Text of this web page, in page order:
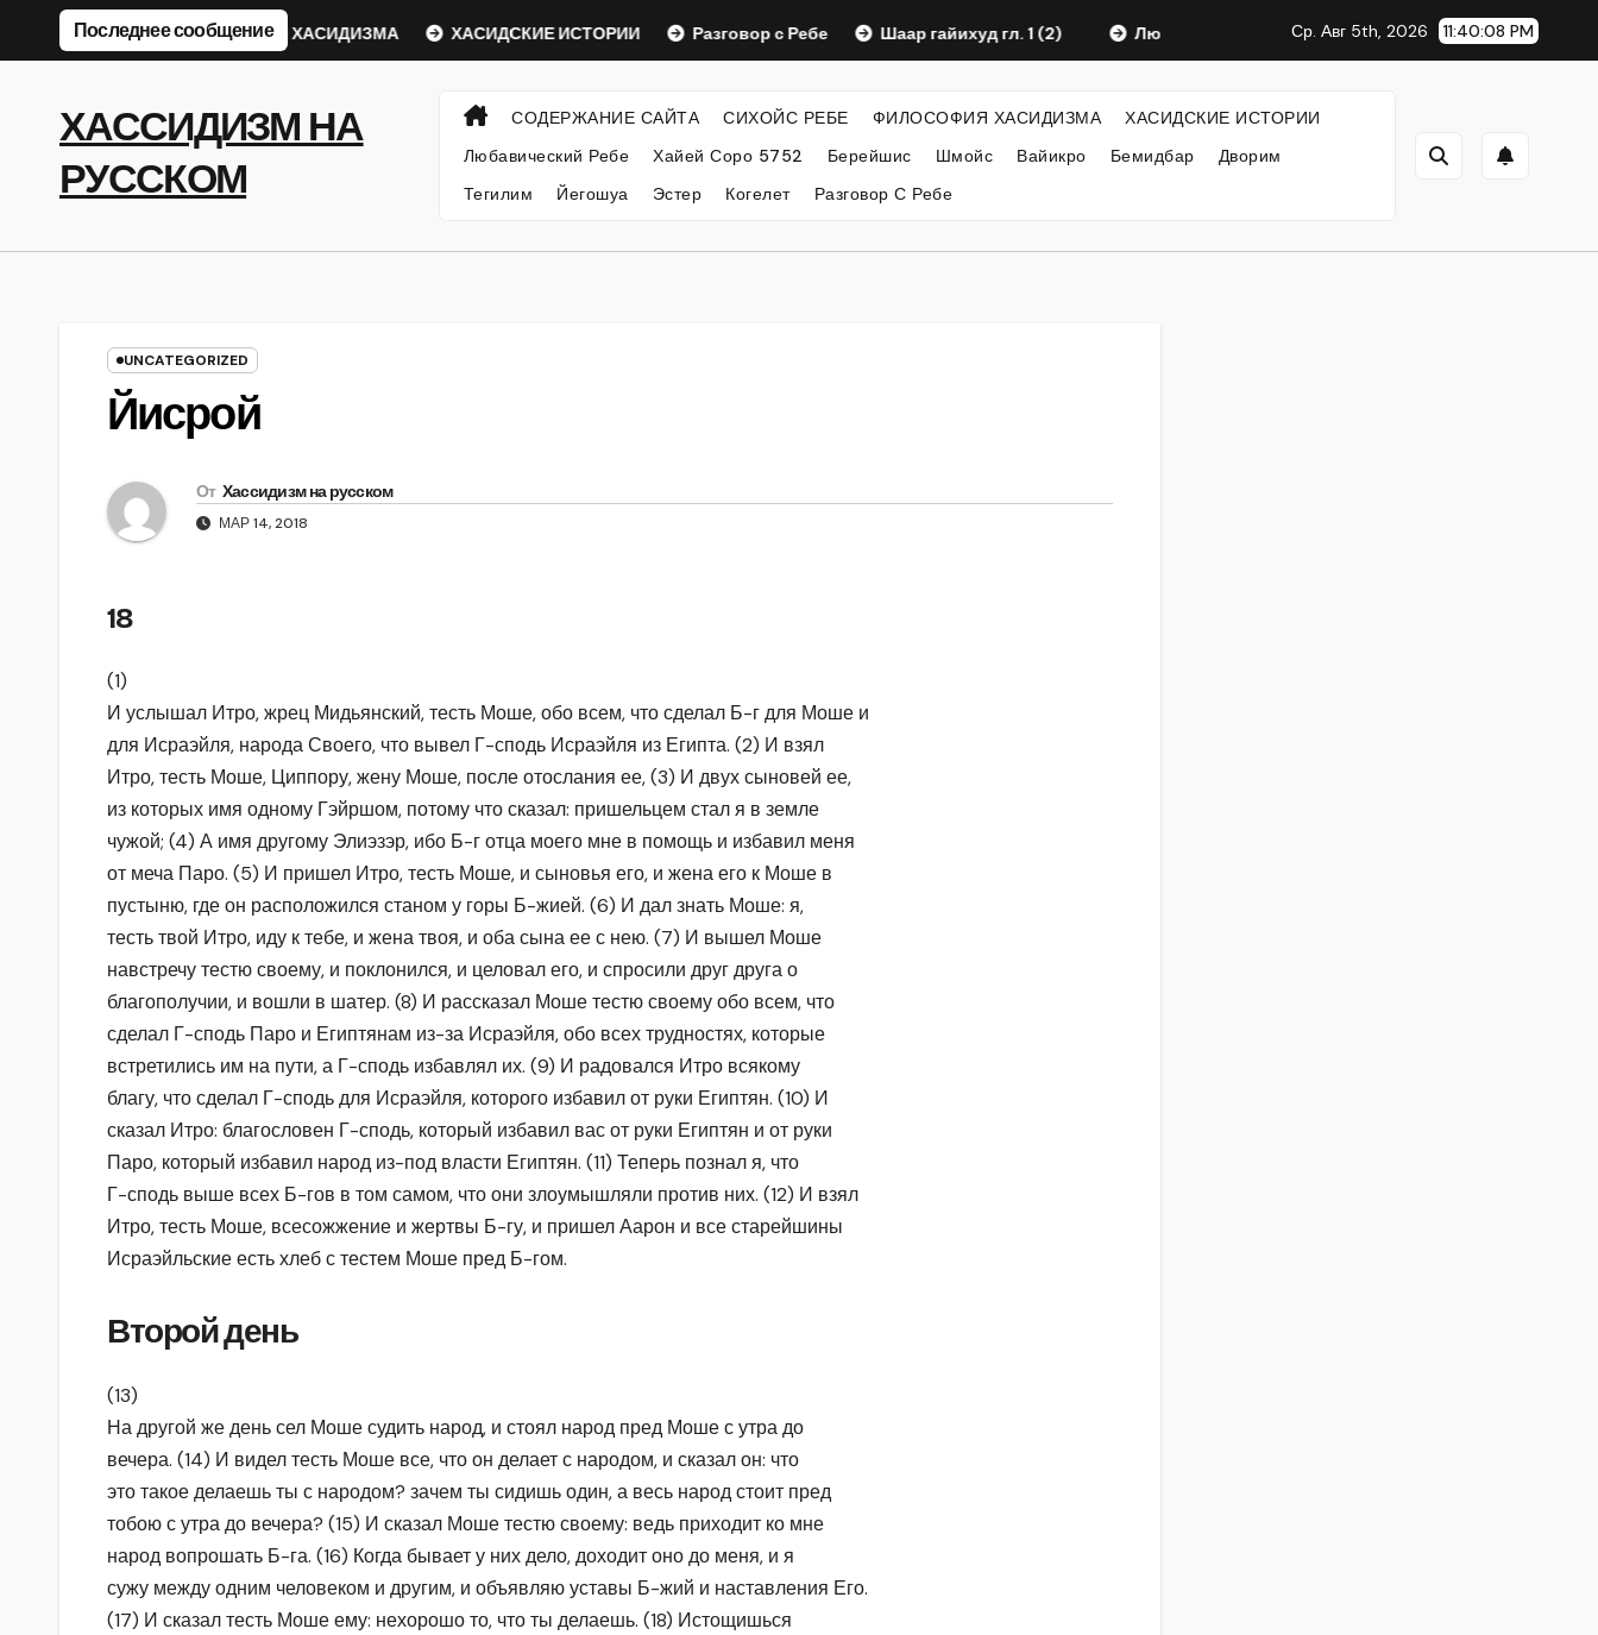
Перейти
Последнее сообщение
ФИЛОСОФИЯ ХАСИДИЗМА ХАСИДСКИЕ ИСТОРИИ Разговор с Ребе Шаар гайихуд гл. 1 (2) Любавический Ребе ФИЛОСОФИЯ ХАСИДИЗМА
Ср. Авг 5th, 2026 11:40:09 PM
ХАССИДИЗМ НА
РУССКОМ
СОДЕРЖАНИЕ САЙТА СИХОЙС РЕБЕ ФИЛОСОФИЯ ХАСИДИЗМА
ХАСИДСКИЕ ИСТОРИИ
Любавический Ребе
Хайей Соро 5752 Берейшис Шмойс Вайикро Бемидбар
Дворим
Тегилим
Йегошуа Эстер Когелет Разговор С Ребе
UNCATEGORIZED
Йисрой
От Хассидизм на русском
МАР 14, 2018
18
(1)
И услышал Итро, жрец Мидьянский, тесть Моше, обо всем, что сделал Б-г для Моше и
для Исраэйля, народа Своего, что вывел Г-сподь Исраэйля из Египта. (2) И взял
Итро, тесть Моше, Циппору, жену Моше, после отослания ее, (3) И двух сыновей ее,
из которых имя одному Гэйршом, потому что сказал: пришельцем стал я в земле
чужой; (4) А имя другому Элиэзэр, ибо Б-г отца моего мне в помощь и избавил меня
от меча Паро. (5) И пришел Итро, тесть Моше, и сыновья его, и жена его к Моше в
пустыню, где он расположился станом у горы Б-жией. (6) И дал знать Моше: я,
тесть твой Итро, иду к тебе, и жена твоя, и оба сына ее с нею. (7) И вышел Моше
навстречу тестю своему, и поклонился, и целовал его, и спросили друг друга о
благополучии, и вошли в шатер. (8) И рассказал Моше тестю своему обо всем, что
сделал Г-сподь Паро и Египтянам из-за Исраэйля, обо всех трудностях, которые
встретились им на пути, а Г-сподь избавлял их. (9) И радовался Итро всякому
благу, что сделал Г-сподь для Исраэйля, которого избавил от руки Египтян. (10) И
сказал Итро: благословен Г-сподь, который избавил вас от руки Египтян и от руки
Паро, который избавил народ из-под власти Египтян. (11) Теперь познал я, что
Г-сподь выше всех Б-гов в том самом, что они злоумышляли против них. (12) И взял
Итро, тесть Моше, всесожжение и жертвы Б-гу, и пришел Аарон и все старейшины
Исраэйльские есть хлеб с тестем Моше пред Б-гом.
Второй день
(13)
На другой же день сел Моше судить народ, и стоял народ пред Моше с утра до
вечера. (14) И видел тесть Моше все, что он делает с народом, и сказал он: что
это такое делаешь ты с народом? зачем ты сидишь один, а весь народ стоит пред
тобою с утра до вечера? (15) И сказал Моше тестю своему: ведь приходит ко мне
народ вопрошать Б-га. (16) Когда бывает у них дело, доходит оно до меня, и я
сужу между одним человеком и другим, и объявляю уставы Б-жий и наставления Его.
(17) И сказал тесть Моше ему: нехорошо то, что ты делаешь. (18) Истощишься